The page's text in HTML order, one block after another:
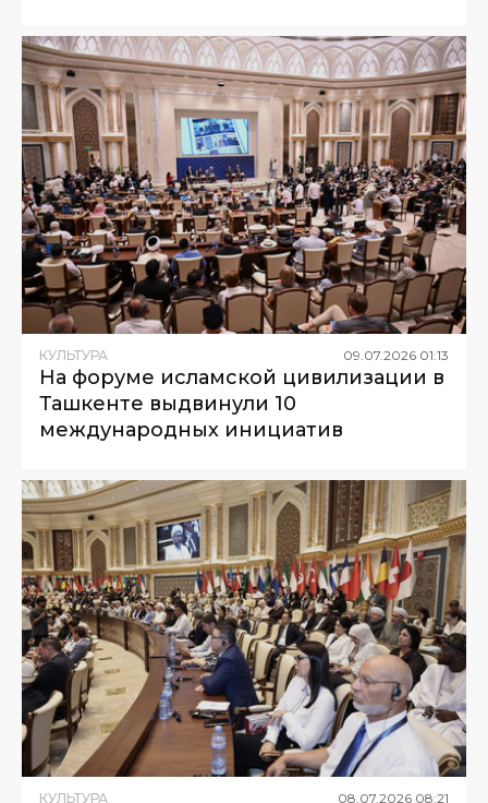
КУЛЬТУРА 09 07 2026 01:13
На форуме исламской цивилизации в
Ташкенте выдвинули 10
международных инициатив
КУЛЬТУРА 08 07 2026 08:21